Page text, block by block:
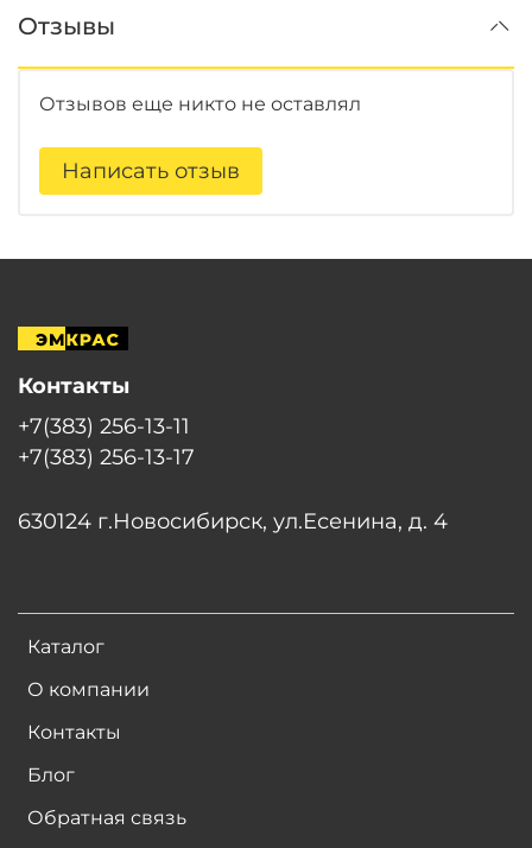
Отзывы
Отзывов еще никто не оставлял
Написать отзыв
Каталог
О компании
Контакты
Блог
Обратная связь
Контакты
+7(383) 256-13-11
+7(383) 256-13-17
630124 г.Новосибирск, ул.Есенина, д. 4